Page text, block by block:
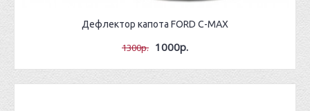
Дефлектор капота FORD C-MAX
1300р. 1000р.